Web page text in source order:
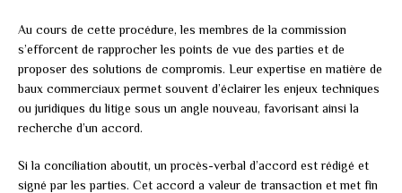
Au cours de cette procédure, les membres de la commission
s’efforcent de rapprocher les points de vue des parties et de
proposer des solutions de compromis. Leur expertise en matière de
baux commerciaux permet souvent d’éclairer les enjeux techniques
ou juridiques du litige sous un angle nouveau, favorisant ainsi la
recherche d’un accord.
Si la conciliation aboutit, un procès-verbal d’accord est rédigé et
signé par les parties. Cet accord a valeur de transaction et met fin